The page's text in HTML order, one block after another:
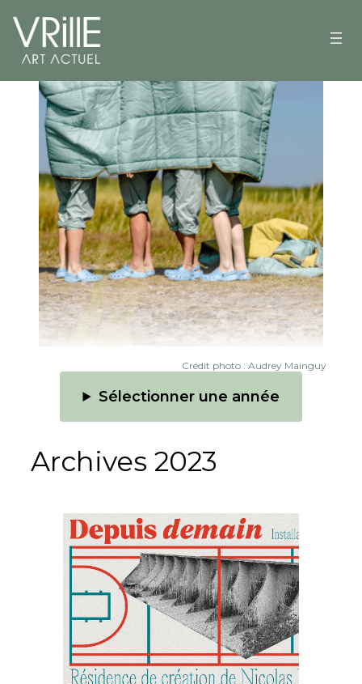
Crédit photo : Audrey Mainguy
Sélectionner une année
Archives 2023